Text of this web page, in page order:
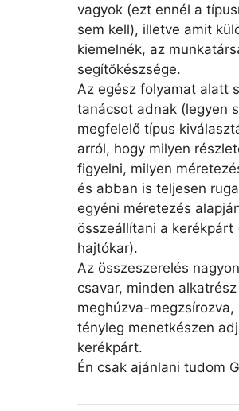
vagyok (ezt ennél a
sem kell), illetve amit
kiemelnék, az
segítőkészsége.
Az egész folyamat alatt
tanácsot adnak (legyen
megfelelő típus
arról, hogy milyen
figyelni, milyen
és abban is teljesen
egyéni méretezés
összeállítani a kerékpárt
hajtókar).
Az összeszerelés
csavar, minden
meghúzva-megzsírozva,
tényleg menetkészen
kerékpárt.
Én csak ajánlani tudom